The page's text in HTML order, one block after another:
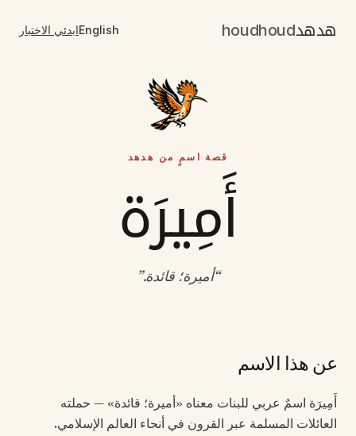
هدهدhoudhoud
Englishابدئي الاختبار
قصة اسمٍ من هدهد
أَمِيرَة
“أميرة؛ قائدة.”
عن هذا الاسم
أَمِيرَة اسمٌ عربي للبنات معناه «أميرة؛ قائدة» — حملته
العائلات المسلمة عبر القرون في أنحاء العالم الإسلامي.